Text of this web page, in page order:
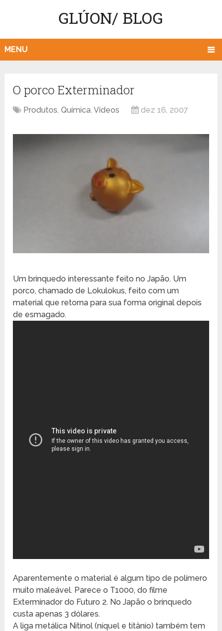
GLÚON/ BLOG
MENU
O porco Exterminador
Produtos,Química,Vídeos dez 16, 2007
Um brinquedo interessante feito no Japão. Um
porco, chamado de Lokulokus, feito com um
material que retorna para sua forma original depois
de esmagado.
Aparentemente o material é algum tipo de polímero
muito maleável. Parece o T1000, do filme
Exterminador do Futuro 2. No Japão o brinquedo
custa apenas 3 dólares.
A liga metálica Nitinol (níquel e titânio) também tem